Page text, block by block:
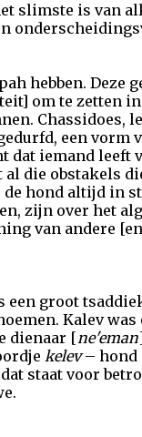
slimste is van
hebben. Deze
om te zetten
Chassidoes,
een vorm
dat iemand leeft
die obstakels
hond altijd in
zijn over het
van andere
een groot
Kalev was
dienaar [ne'eman
kelev– hond
staat voor